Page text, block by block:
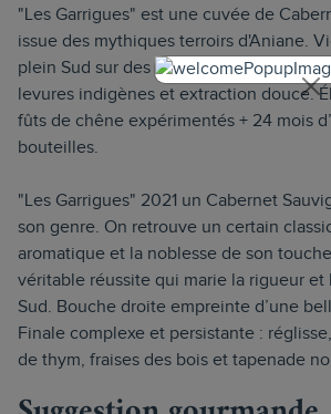
"Les Garrigues" est une cuvée de
issue des mythiques terroirs d'Aniane.
plein Sud sur des sols de galets roulés.
levures indigènes et extraction douce.
fûts de chêne expérimentés + 24 mois
bouteilles.
"Les Garrigues" 2021 un Cabernet
son genre. On retrouve un certain
aromatique et la noblesse de son
véritable réussite qui marie la rigueur et
Sud. Bouche droite empreinte d’une
Finale complexe et persistante :
de thym, fraises des bois et tapenade